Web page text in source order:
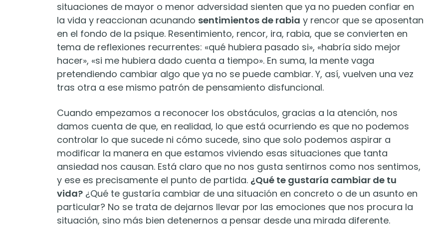
situaciones de mayor o menor adversidad sienten que ya no pueden confiar en
la vida y reaccionan acunando sentimientos de rabia y rencor que se aposentan
en el fondo de la psique. Resentimiento, rencor, ira, rabia, que se convierten en
tema de reflexiones recurrentes: «qué hubiera pasado si», «habría sido mejor
hacer», «si me hubiera dado cuenta a tiempo». En suma, la mente vaga
pretendiendo cambiar algo que ya no se puede cambiar. Y, así, vuelven una vez
tras otra a ese mismo patrón de pensamiento disfuncional.
Cuando empezamos a reconocer los obstáculos, gracias a la atención, nos
damos cuenta de que, en realidad, lo que está ocurriendo es que no podemos
controlar lo que sucede ni cómo sucede, sino que solo podemos aspirar a
modificar la manera en que estamos viviendo esas situaciones que tanta
ansiedad nos causan. Está claro que no nos gusta sentirnos como nos sentimos,
y ese es precisamente el punto de partida. ¿Qué te gustaría cambiar de tu
vida? ¿Qué te gustaría cambiar de una situación en concreto o de un asunto en
particular? No se trata de dejarnos llevar por las emociones que nos procura la
situación, sino más bien detenernos a pensar desde una mirada diferente.